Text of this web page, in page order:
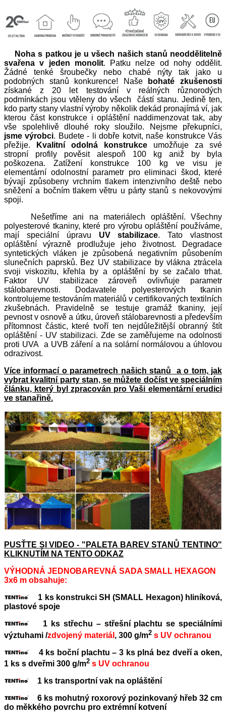
Noha s patkou je u všech našich stanů neoddělitelně
svařena v jeden monolit. Patku nelze od nohy oddělit.
Žádné tenké šroubečky nebo chabé nýty tak jako u
podobných stanů konkurence! Naše
bohaté zkušenosti
získané z 20 let testování v reálných různorodých
podmínkách jsou vtěleny do všech částí stanu. Jedině ten,
kdo party stany vlastní výroby několik dekád pronajímá ví, jak
kterou část konstrukce i opláštění naddimenzovat tak, aby
vše spolehlivě dlouhé roky sloužilo. Nejsme překupníci,
jsme výrobci. Budete - li dobře kotvit, naše konstrukce Vás
přežije.
Kvalitní odolná konstrukce umožňuje za své
stropní profily pověsit alespoň 100 kg aniž by byla
poškozena. Zatížení konstrukce 100 kg ve visu je
elementární odolnostní parametr pro eliminaci škod, které
bývají způsobeny vrchním tlakem intenzivního deště nebo
sněžení a bočním tlakem větru u párty stanů s nekovovými
spoji.
Nešetříme ani na materiálech opláštění. Všechny
polyesterové tkaniny, které pro výrobu opláštění používáme,
mají speciální úpravu UV stabilizace. Tato vlastnost
opláštění výrazně prodlužuje jeho životnost. Degradace
syntetických vláken je způsobená negativním působením
slunečních paprsků. Bez UV stabilizace by vlákna ztrácela
svoji viskozitu, křehla by a opláštění by se začalo trhat.
Faktor UV stabilizace zároveň ovlivňuje parametr
stálobarevnosti. Dodavatele polyesterových tkanin
kontrolujeme testováním materiálů v certifikovaných textilních
zkušebnách. Pravidelně se testuje gramáž tkaniny, její
pevnost v osnově a útku, úroveň stálobarevnosti a především
přítomnost částic, které tvoří ten nejdůležitější obranný štít
opláštění - UV stabilizaci. Zde se zaměřujeme na odolnosti
proti UVA a UVB záření a na solární normálovou a úhlovou
odrazivost.
Více informací o parametrech našich stanů a o tom, jak
vybrat kvalitní party stan, se můžete dočíst ve speciálním
článku, který byl zpracován pro Vaši elementární erudici
ve stanařině.
PUSŤTE SI VIDEO - "PALETA BAREV STANŮ TENTINO"
KLIKNUTÍM NA TENTO ODKAZ
VÝHODNÁ JEDNOBAREVNÁ SADA SMALL HEXAGON
3x6 m obsahuje:
1 ks konstrukci SH (SMALL Hexagon) hliníková,
plastové spoje
1 ks střechu – střešní plachtu se speciálními
výztuhami /zdvojený materiál , 300 g/m2 s UV ochranou
4 ks boční plachtu – 3 ks plná bez dveří a oken,
1 ks s dveřmi 300 g/m2 s UV ochranou
1 ks transportní vak na opláštění
6 ks mohutný roxorový pozinkovaný hřeb 32 cm
do měkkého povrchu pro extrémní kotvení